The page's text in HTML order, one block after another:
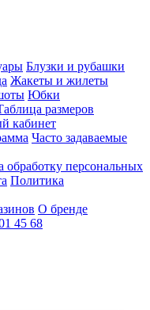
Блузки и рубашки
Жакеты и жилеты
Юбки
размеров
кабинет
Часто задаваемые
обработку персональных
Политика
О бренде
45 68